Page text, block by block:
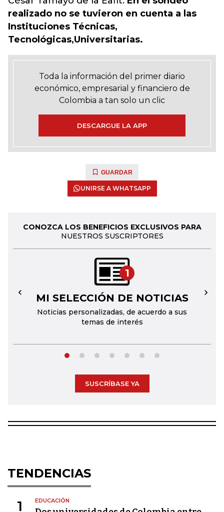
realizado no se tuvieron en cuenta a las
Instituciones Técnicas,
Tecnológicas,Universitarias.
Toda la información del primer diario
económico, empresarial y financiero de
Colombia a tan solo un clic
DESCARGUE LA APP
GUARDAR
UNIRSE A WHATSAPP
CONOZCA LOS BENEFICIOS EXCLUSIVOS PARA
NUESTROS SUSCRIPTORES
1
MI SELECCIÓN DE NOTICIAS
Noticias personalizadas, de acuerdo a sus
temas de interés
← →
SUSCRÍBASE YA
TENDENCIAS
1 EDUCACIÓN